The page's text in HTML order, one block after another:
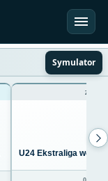
Symulator
U24 Ekstraliga we